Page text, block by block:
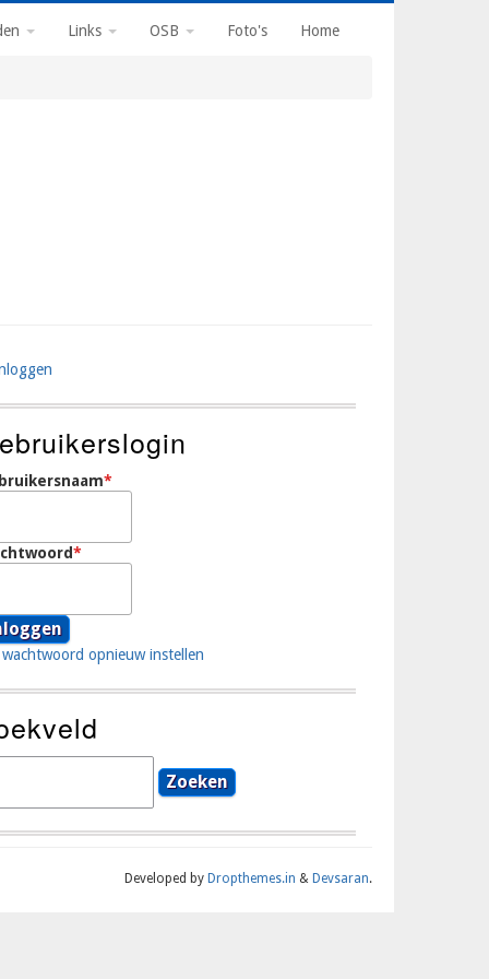
Links OSB Foto's Home
wachtwoord opnieuw instellen
Developed by Dropthemes.in & Devsaran.